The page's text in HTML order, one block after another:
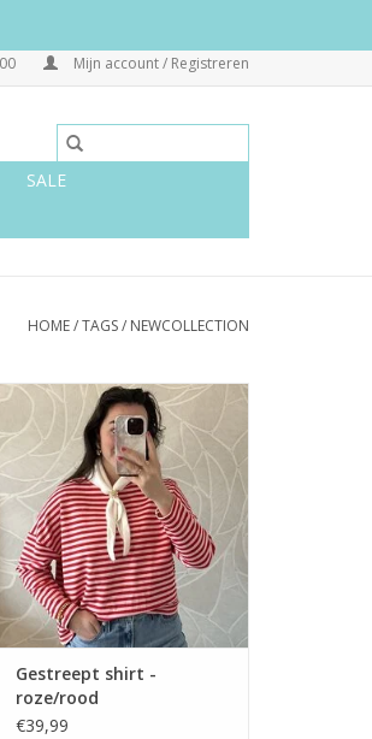
Mijn account / Registreren
SALE
HOME/TAGS/ NEWCOLLECTION
Gestreept shirt - roze/rood
Gestreept shirt -
roze/rood
€39,99